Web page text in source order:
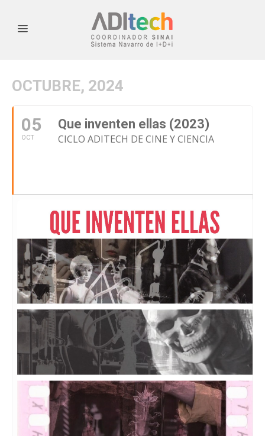
OCTUBRE, 2024
05
OCT
Que inventen ellas (2023)
CICLO ADITECH DE CINE Y CIENCIA